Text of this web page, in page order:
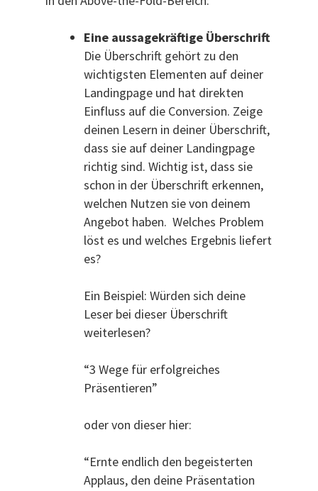
Eine aussagekräftige Überschrift
Die Überschrift gehört zu den
wichtigsten Elementen auf deiner
Landingpage und hat direkten
Einfluss auf die Conversion. Zeige
deinen Lesern in deiner Überschrift,
dass sie auf deiner Landingpage
richtig sind. Wichtig ist, dass sie
schon in der Überschrift erkennen,
welchen Nutzen sie von deinem
Angebot haben. Welches Problem
löst es und welches Ergebnis liefert
es?
Ein Beispiel: Würden sich deine
Leser bei dieser Überschrift
weiterlesen?
“3 Wege für erfolgreiches
Präsentieren”
oder von dieser hier:
“Ernte endlich den begeisterten
Applaus, den deine Präsentation